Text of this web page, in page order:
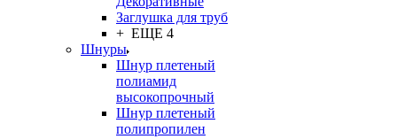
Заглушка для труб
+ ЕЩЕ 4
Шнуры
Шнур плетеный
полиамид
высокопрочный
Шнур плетеный
полипропилен